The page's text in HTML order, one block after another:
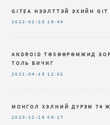
GITEA НЭЭЛТТЭЙ ЭХИЙН
2022-02-20 19:44
ANDROID ТӨХӨӨРӨМЖИД
ТОЛЬ БИЧИГ
2021-04-15 12:02
МОНГОЛ ХЭЛНИЙ ДҮРЭМ 74
2020-12-16 09:17